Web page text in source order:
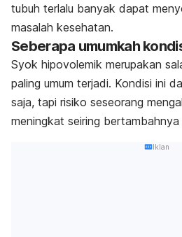
tubuh terlalu banyak dapat
masalah kesehatan.
Seberapa umumkah
Syok hipovolemik merupakan
paling umum terjadi. Kondisi ini
saja, tapi risiko seseorang
meningkat seiring bertambahnya
Iklan